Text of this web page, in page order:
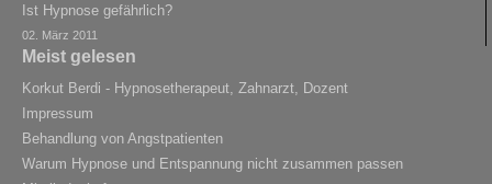
Ist Hypnose gefährlich?
02. März 2011
Meist gelesen
Korkut Berdi - Hypnosetherapeut, Zahnarzt, Dozent
Impressum
Behandlung von Angstpatienten
Warum Hypnose und Entspannung nicht zusammen passen